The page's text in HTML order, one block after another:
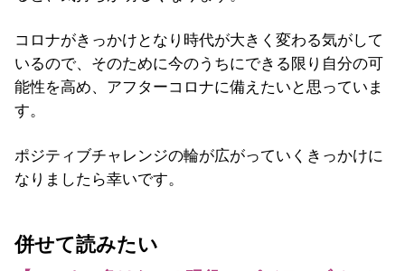
コロナがきっかけとなり時代が大きく変わる気がして
いるので、そのために今のうちにできる限り自分の可
能性を高め、アフターコロナに備えたいと思っていま
す。
ポジティブチャレンジの輪が広がっていくきっかけに
なりましたら幸いです。
併せて読みたい